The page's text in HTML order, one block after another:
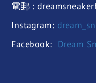
電郵 :
Instagram:
Facebook: Dream